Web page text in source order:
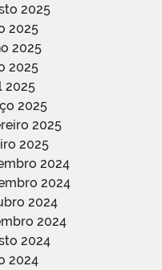
2025
2025
2025
2025
2025
2025
2025
2025
2024
2024
2024
2024
2024
2024